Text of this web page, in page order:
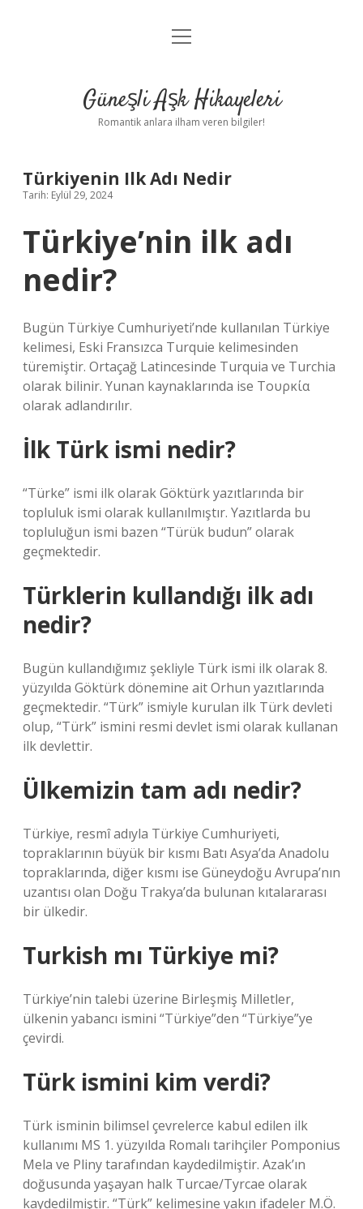
Anasayfa
Yasal Uyarı
menüyü
Güneşli Aşk Hikayeleri
Romantik anlara ilham veren bilgiler!
Türkiyenin Ilk Adı Nedir
Tarih: Eylül 29, 2024
Türkiye’nin ilk adı
nedir?
Bugün Türkiye Cumhuriyeti’nde kullanılan Türkiye
kelimesi, Eski Fransızca Turquie kelimesinden
türemiştir. Ortaçağ Latincesinde Turquia ve Turchia
olarak bilinir. Yunan kaynaklarında ise Τουρκία
olarak adlandırılır.
İlk Türk ismi nedir?
“Türke” ismi ilk olarak Göktürk yazıtlarında bir
topluluk ismi olarak kullanılmıştır. Yazıtlarda bu
topluluğun ismi bazen “Türük budun” olarak
geçmektedir.
Türklerin kullandığı ilk adı
nedir?
Bugün kullandığımız şekliyle Türk ismi ilk olarak 8.
yüzyılda Göktürk dönemine ait Orhun yazıtlarında
geçmektedir. “Türk” ismiyle kurulan ilk Türk devleti
olup, “Türk” ismini resmi devlet ismi olarak kullanan
ilk devlettir.
Ülkemizin tam adı nedir?
Türkiye, resmî adıyla Türkiye Cumhuriyeti,
topraklarının büyük bir kısmı Batı Asya’da Anadolu
topraklarında, diğer kısmı ise Güneydoğu Avrupa’nın
uzantısı olan Doğu Trakya’da bulunan kıtalararası
bir ülkedir.
Turkish mı Türkiye mi?
Türkiye’nin talebi üzerine Birleşmiş Milletler,
ülkenin yabancı ismini “Türkiye”den “Türkiye”ye
çevirdi.
Türk ismini kim verdi?
Türk isminin bilimsel çevrelerce kabul edilen ilk
kullanımı MS 1. yüzyılda Romalı tarihçiler Pomponius
Mela ve Pliny tarafından kaydedilmiştir. Azak’ın
doğusunda yaşayan halk Turcae/Tyrcae olarak
kaydedilmiştir. “Türk” kelimesine yakın ifadeler M.Ö.